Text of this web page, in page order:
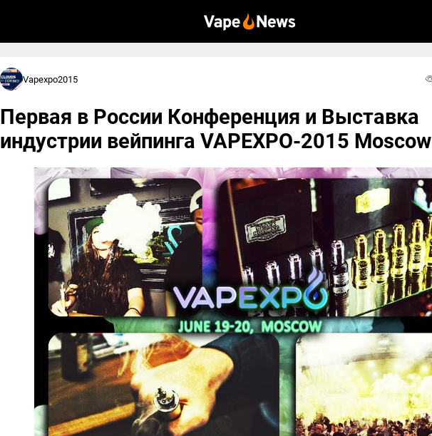
Vapexpo2015
Первая в России Конференция и Выставка
индустрии вейпинга VAPEXPO-2015 Moscow